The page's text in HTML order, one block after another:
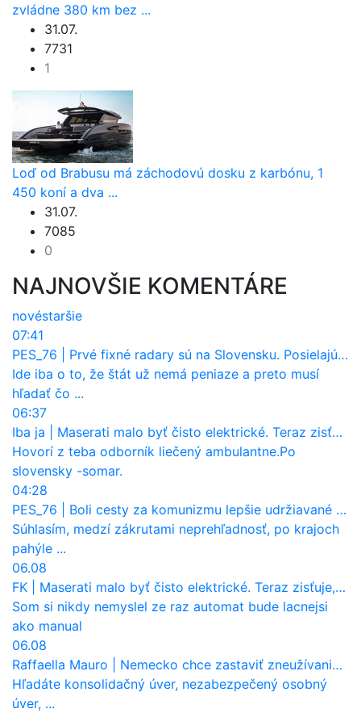
zvládne 380 km bez ...
31.07.
7731
1
Loď od Brabusu má záchodovú dosku z karbónu, 1
450 koní a dva ...
31.07.
7085
0
NAJNOVŠIE KOMENTÁRE
novéstaršie
07:41
PES_76
Prvé fixné radary sú na Slovensku. Posielajú už pokuty? Ukáže ich Waze?
Ide iba o to, že štát už nemá peniaze a preto musí
hľadať čo ...
06:37
Iba ja
Maserati malo byť čisto elektrické. Teraz zisťuje, že potrebuje nový osemvalcový motor
Hovorí z teba odborník liečený ambulantne.Po
slovensky -somar.
04:28
PES_76
Boli cesty za komunizmu lepšie udržiavané ako dnes?
Súhlasím, medzí zákrutami neprehľadnosť, po krajoch
pahýle ...
06.08
FK
Maserati malo byť čisto elektrické. Teraz zisťuje, že potrebuje nový osemvalcový motor
Som si nikdy nemyslel ze raz automat bude lacnejsi
ako manual
06.08
Raffaella Mauro
Nemecko chce zastaviť zneužívanie dotácií na elektromobily. Pritvrdí pravidlá
Hľadáte konsolidačný úver, nezabezpečený osobný
úver, ...